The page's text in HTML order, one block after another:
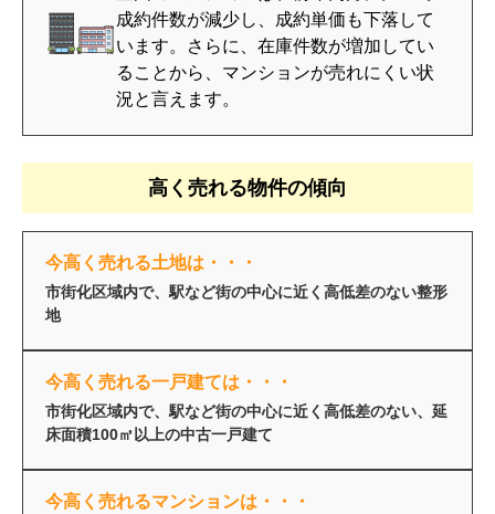
成約件数が減少し、成約単価も下落して
います。さらに、在庫件数が増加してい
ることから、マンションが売れにくい状
況と言えます。
高く売れる物件の傾向
今高く売れる土地は・・・
市街化区域内で、駅など街の中心に近く高低差のない整形
地
今高く売れる一戸建ては・・・
市街化区域内で、駅など街の中心に近く高低差のない、延
床面積100㎡以上の中古一戸建て
今高く売れるマンションは・・・